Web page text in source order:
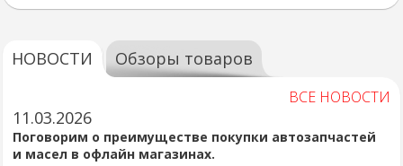
НОВОСТИ Обзоры товаров
ВСЕ НОВОСТИ
11.03.2026
Поговорим о преимуществе покупки автозапчастей
и масел в офлайн магазинах.